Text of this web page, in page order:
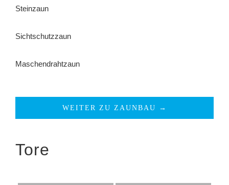
Steinzaun
Sichtschutzzaun
Maschendrahtzaun
WEITER ZU ZAUNBAU →
Tore